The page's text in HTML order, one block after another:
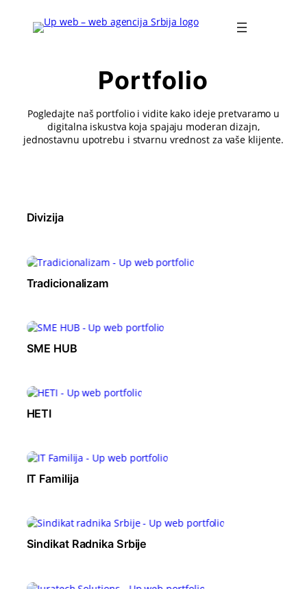
Portfolio
Pogledajte naš portfolio i vidite kako ideje pretvaramo u
digitalna iskustva koja spajaju moderan dizajn,
jednostavnu upotrebu i stvarnu vrednost za vaše klijente.
Divizija
Tradicionalizam
SME HUB
HETI
IT Familija
Sindikat Radnika Srbije